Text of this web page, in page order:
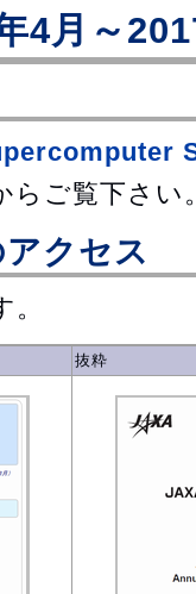
4月～
らご覧下さい
クセス
抜粋